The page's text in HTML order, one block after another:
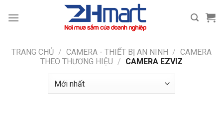
qua
TRANG CHỦ / CAMERA - THIẾT BỊ AN NINH / CAMERA
THEO THƯƠNG HIỆU / CAMERA EZVIZ